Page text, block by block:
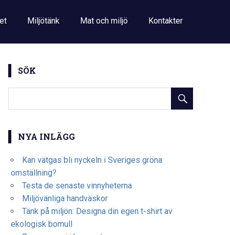
Miljötänk Mat och miljö Kontakter
SÖK
NYA INLÄGG
Kan vätgas bli nyckeln i Sveriges gröna
omställning?
Testa de senaste vinnyheterna
Miljövänliga handväskor
Tänk på miljön: Designa din egen t-shirt av
ekologisk bomull